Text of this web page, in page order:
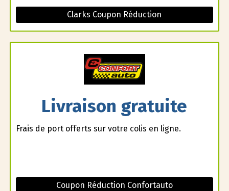
Clarks Coupon Réduction
Livraison gratuite
Frais de port offerts sur votre colis en ligne.
Coupon Réduction Confortauto